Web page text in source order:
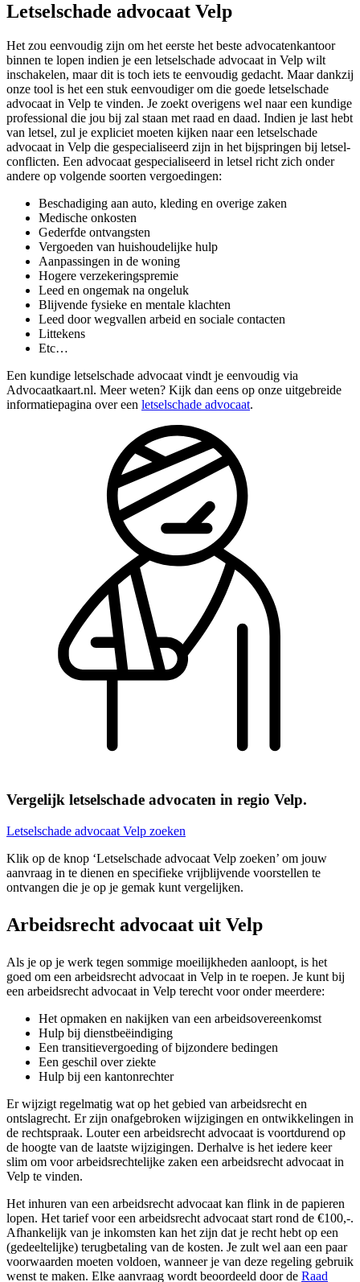
Letselschade advocaat Velp
Het zou eenvoudig zijn om het eerste het beste advocatenkantoor
binnen te lopen indien je een letselschade advocaat in Velp wilt
inschakelen, maar dit is toch iets te eenvoudig gedacht. Maar dankzij
onze tool is het een stuk eenvoudiger om die goede letselschade
advocaat in Velp te vinden. Je zoekt overigens wel naar een kundige
professional die jou bij zal staan met raad en daad. Indien je last hebt
van letsel, zul je expliciet moeten kijken naar een letselschade
advocaat in Velp die gespecialiseerd zijn in het bijspringen bij letsel-
conflicten. Een advocaat gespecialiseerd in letsel richt zich onder
andere op volgende soorten vergoedingen:
Beschadiging aan auto, kleding en overige zaken
Medische onkosten
Gederfde ontvangsten
Vergoeden van huishoudelijke hulp
Aanpassingen in de woning
Hogere verzekeringspremie
Leed en ongemak na ongeluk
Blijvende fysieke en mentale klachten
Leed door wegvallen arbeid en sociale contacten
Littekens
Etc…
Een kundige letselschade advocaat vindt je eenvoudig via
Advocaatkaart.nl. Meer weten? Kijk dan eens op onze uitgebreide
informatiepagina over een letselschade advocaat.
Vergelijk letselschade advocaten in regio Velp.
Letselschade advocaat Velp zoeken
Klik op de knop ‘Letselschade advocaat Velp zoeken’ om jouw
aanvraag in te dienen en specifieke vrijblijvende voorstellen te
ontvangen die je op je gemak kunt vergelijken.
Arbeidsrecht advocaat uit Velp
Als je op je werk tegen sommige moeilijkheden aanloopt, is het
goed om een arbeidsrecht advocaat in Velp in te roepen. Je kunt bij
een arbeidsrecht advocaat in Velp terecht voor onder meerdere:
Het opmaken en nakijken van een arbeidsovereenkomst
Hulp bij dienstbeëindiging
Een transitievergoeding of bijzondere bedingen
Een geschil over ziekte
Hulp bij een kantonrechter
Er wijzigt regelmatig wat op het gebied van arbeidsrecht en
ontslagrecht. Er zijn onafgebroken wijzigingen en ontwikkelingen in
de rechtspraak. Louter een arbeidsrecht advocaat is voortdurend op
de hoogte van de laatste wijzigingen. Derhalve is het iedere keer
slim om voor arbeidsrechtelijke zaken een arbeidsrecht advocaat in
Velp te vinden.
Het inhuren van een arbeidsrecht advocaat kan flink in de papieren
lopen. Het tarief voor een arbeidsrecht advocaat start rond de €100,-.
Afhankelijk van je inkomsten kan het zijn dat je recht hebt op een
(gedeeltelijke) terugbetaling van de kosten. Je zult wel aan een paar
voorwaarden moeten voldoen, wanneer je van deze regeling gebruik
wenst te maken. Elke aanvraag wordt beoordeeld door de Raad